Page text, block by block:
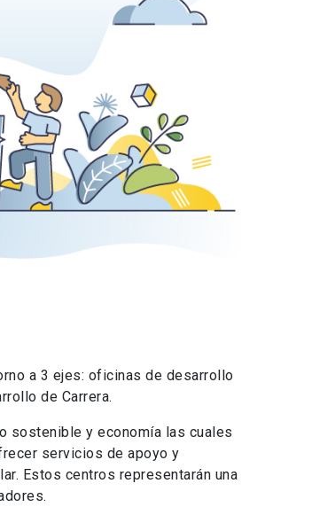
a 3 ejes: oficinas de desarrollo
de Carrera.
sostenible y economía las cuales
servicios de apoyo y
Estos centros representarán una